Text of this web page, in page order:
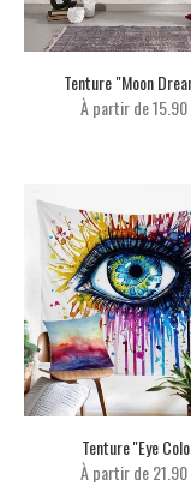
Tenture "Moon
À partir de
Tenture ''Eye
À partir de